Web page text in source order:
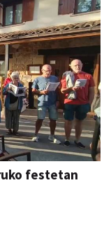
festetan